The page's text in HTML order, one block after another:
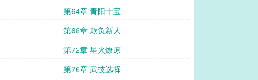
第64章 青阳十宝
第68章 欺负新人
第72章 星火燎原
第76章 武技选择